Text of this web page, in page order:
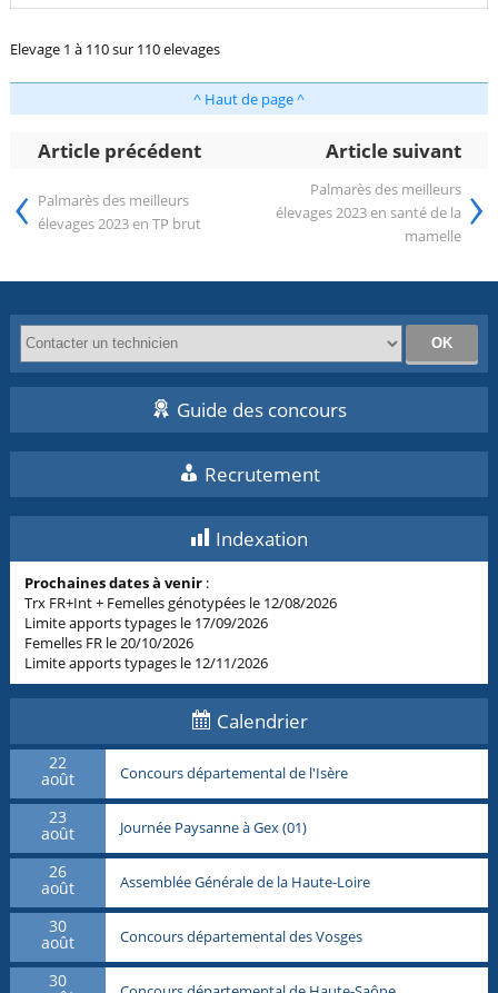
Elevage 1 à 110 sur 110 elevages
^ Haut de page ^
Article précédent Article suivant
‹ Palmarès des meilleurs
élevages 2023 en TP brut
Palmarès des meilleurs
élevages 2023 en santé de la
mamelle ›
Guide des concours
Recrutement
Indexation
Prochaines dates à venir :
Trx FR+Int + Femelles génotypées le 12/08/2026
Limite apports typages le 17/09/2026
Femelles FR le 20/10/2026
Limite apports typages le 12/11/2026
Calendrier
22
août Concours départemental de l'Isère
23
août Journée Paysanne à Gex (01)
26
août Assemblée Générale de la Haute-Loire
30
août Concours départemental des Vosges
30